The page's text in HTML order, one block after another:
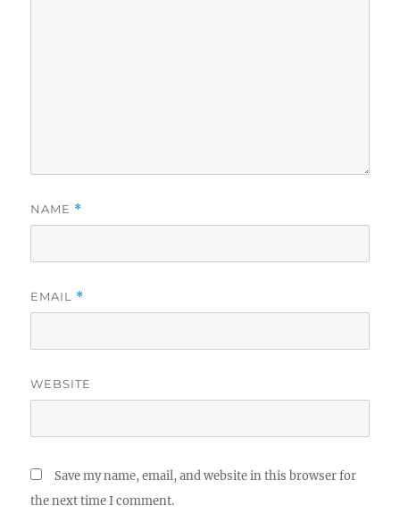
NAME *
EMAIL *
WEBSITE
Save my name, email, and website in this browser for
the next time I comment.